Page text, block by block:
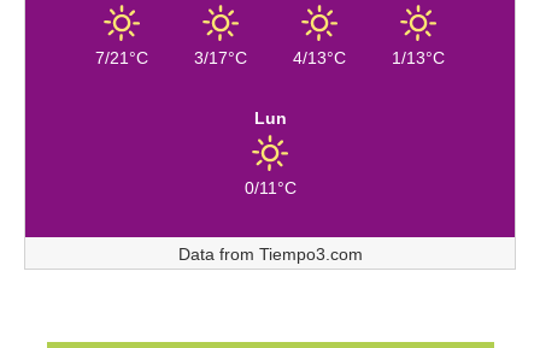
7/21°C 3/17°C 4/13°C 1/13°C
Lun
0/11°C
Data from Tiempo3.com